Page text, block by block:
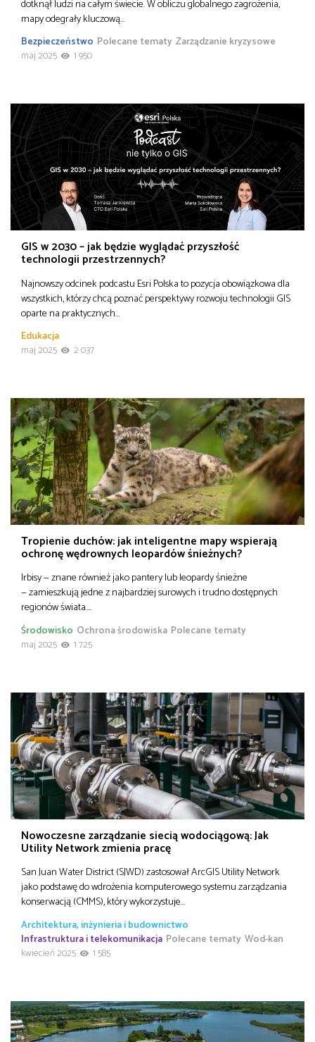
dotknął ludzi na całym świecie. W obliczu globalnego zagrożenia,
mapy odegrały kluczową…
Bezpieczeństwo Polecane tematy Zarządzanie kryzysowe
maj 2025
1 950
GIS w 2030 – jak będzie wyglądać przyszłość
technologii przestrzennych?
Najnowszy odcinek podcastu Esri Polska to pozycja obowiązkowa dla
wszystkich, którzy chcą poznać perspektywy rozwoju technologii GIS
oparte na praktycznych…
Edukacja
maj 2025
2 037
Tropienie duchów: jak inteligentne mapy wspierają
ochronę wędrownych leopardów śnieżnych?
Irbisy — znane również jako pantery lub leopardy śnieżne
— zamieszkują jedne z najbardziej surowych i trudno dostępnych
regionów świata….
Ochrona środowiska Polecane tematy
Środowisko
maj 2025
1 725
Nowoczesne zarządzanie siecią wodociągową: Jak
Utility Network zmienia pracę
San Juan Water District (SJWD) zastosował ArcGIS Utility Network
jako podstawę do wdrożenia komputerowego systemu zarządzania
konserwacją (CMMS), który wykorzystuje…
Architektura, inżynieria i budownictwo
Infrastruktura i telekomunikacja Polecane tematy Wod-kan
kwiecień 2025
1 585